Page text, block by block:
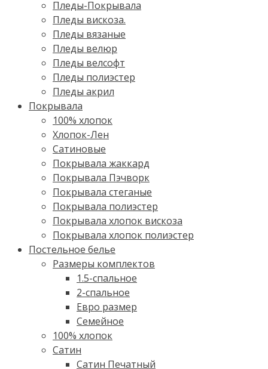
Пледы-Покрывала
Пледы вискоза.
Пледы вязаные
Пледы велюр
Пледы велсофт
Пледы полиэстер
Пледы акрил
Покрывала
100% хлопок
Хлопок-Лен
Сатиновые
Покрывала жаккард
Покрывала Пэчворк
Покрывала стеганые
Покрывала полиэстер
Покрывала хлопок вискоза
Покрывала хлопок полиэстер
Постельное белье
Размеры комплектов
1.5-спальное
2-спальное
Евро размер
Семейное
100% хлопок
Cатин
Сатин Печатный